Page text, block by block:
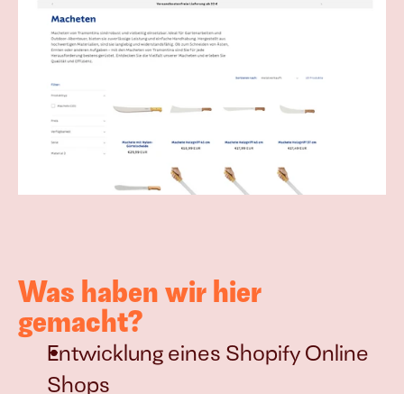
Was haben wir hier
gemacht?
Entwicklung eines Shopify Online
Shops